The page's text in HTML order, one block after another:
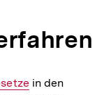
in den